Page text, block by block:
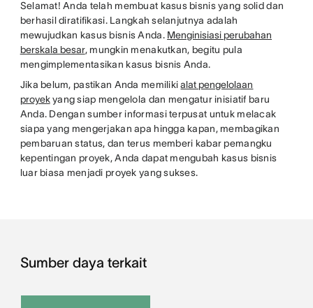
Selamat! Anda telah membuat kasus bisnis yang solid dan
berhasil diratifikasi. Langkah selanjutnya adalah
mewujudkan kasus bisnis Anda. Menginisiasi perubahan
berskala besar, mungkin menakutkan, begitu pula
mengimplementasikan kasus bisnis Anda.
Jika belum, pastikan Anda memilikialat pengelolaan
proyekyang siap mengelola dan mengatur inisiatif baru
Anda. Dengan sumber informasi terpusat untuk melacak
siapa yang mengerjakan apa hingga kapan, membagikan
pembaruan status, dan terus memberi kabar pemangku
kepentingan proyek, Anda dapat mengubah kasus bisnis
luar biasa menjadi proyek yang sukses.
Sumber daya terkait